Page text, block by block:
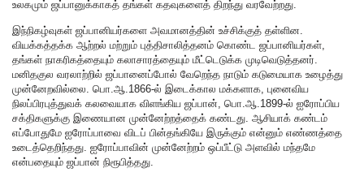
உலகமும் ஜப்பானுக்காகத் தங்கள் கதவுகளைத் திறந்து வரவேற்றது.
இந்நிகழ்வுகள் ஜப்பானியர்களை அவமானத்தின் உச்சிக்குத் தள்ளின.
வியக்கத்தக்க ஆற்றல் மற்றும் புத்திசாலித்தனம் கொண்ட ஜப்பானியர்கள்,
தங்கள் நாகரிகத்தையும் கலாசாரத்தையும் மீட்டெடுக்க முடிவெடுத்தனர்.
மனிதகுல வரலாற்றில் ஜப்பானைப்போல் வேறெந்த நாடும் கடுமையாக உழைத்து
முன்னேறவில்லை. பொ.ஆ.1866-ல் இடைக்கால மக்களாக, புனைவிய
நிலப்பிரபுத்துவக் கலவையாக விளங்கிய ஜப்பான், பொ.ஆ.1899-ல் ஐரோப்பிய
சக்திகளுக்கு இணையான முன்னேற்றத்தைக் கண்டது. ஆசியாக் கண்டம்
எப்போதுமே ஐரோப்பாவை விடப் பின்தங்கியே இருக்கும் என்னும் எண்ணத்தை
உடைத்தெறிந்தது. ஐரோப்பாவின் முன்னேற்றம் ஒப்பீட்டு அளவில் மந்தமே
என்பதையும் ஜப்பான் நிரூபித்தது.